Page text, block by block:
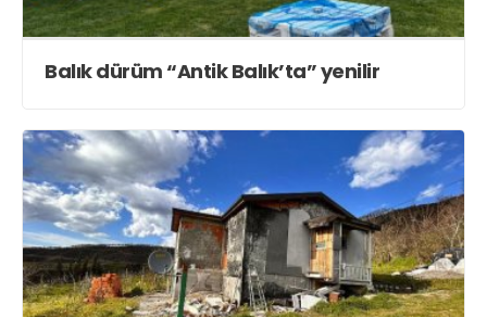
Balık dürüm “Antik Balık’ta” yenilir